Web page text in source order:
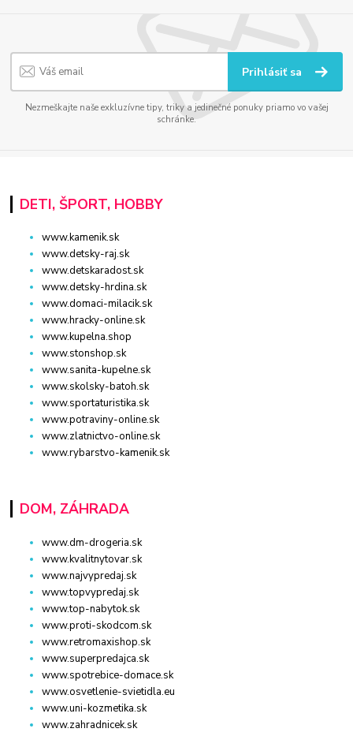
Prihlásiť sa
Nezmeškajte naše exkluzívne tipy, triky a jedinečné ponuky priamo vo vašej
schránke.
DETI, ŠPORT, HOBBY
www.kamenik.sk
www.detsky-raj.sk
www.detskaradost.sk
www.detsky-hrdina.sk
www.domaci-milacik.sk
www.hracky-online.sk
www.kupelna.shop
www.stonshop.sk
www.sanita-kupelne.sk
www.skolsky-batoh.sk
www.sportaturistika.sk
www.potraviny-online.sk
www.zlatnictvo-online.sk
www.rybarstvo-kamenik.sk
DOM, ZÁHRADA
www.dm-drogeria.sk
www.kvalitnytovar.sk
www.najvypredaj.sk
www.topvypredaj.sk
www.top-nabytok.sk
www.proti-skodcom.sk
www.retromaxishop.sk
www.superpredajca.sk
www.spotrebice-domace.sk
www.osvetlenie-svietidla.eu
www.uni-kozmetika.sk
www.zahradnicek.sk